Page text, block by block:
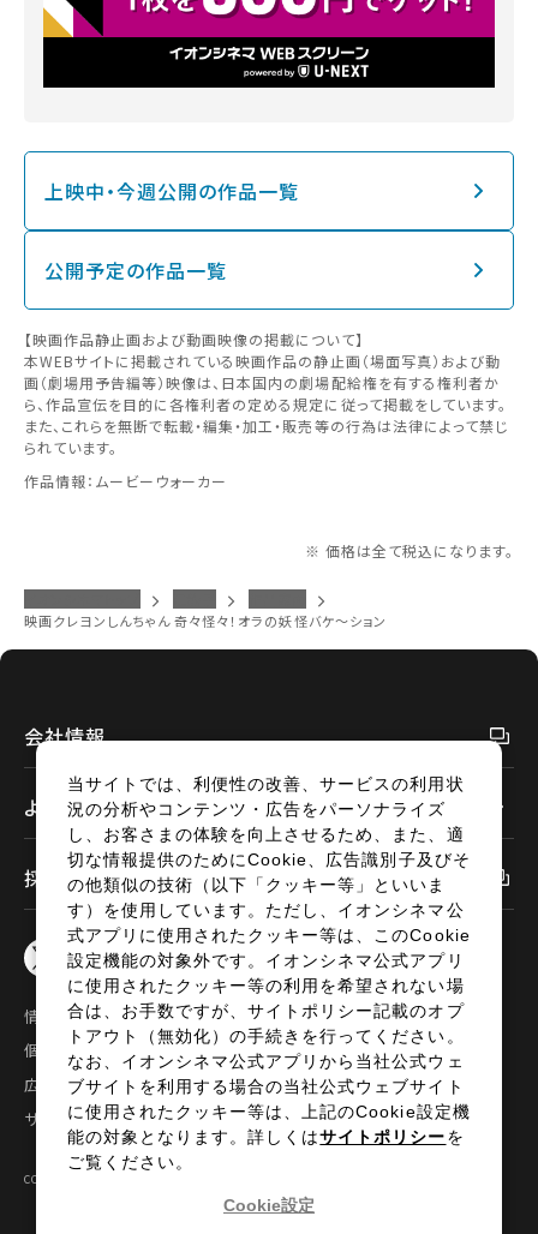
上映中・今週公開の作品一覧
公開予定の作品一覧
【映画作品静止画および動画映像の掲載について】
本WEBサイトに掲載されている映画作品の静止画（場面写真）および動
画（劇場用予告編等）映像は、日本国内の劇場配給権を有する権利者か
ら、作品宣伝を目的に各権利者の定める規定に従って掲載をしています。
また、これらを無断で転載・編集・加工・販売等の行為は法律によって禁じ
られています。
作品情報：ムービーウォーカー
※ 価格は全て税込になります。
映画クレヨンしんちゃん 奇々怪々！オラの妖怪バケ～ション
会社情報
よくあるご質問
採用情報
情報セキュリティ
サイトポリシー
個人情報の取扱い
お問い合わせ
広告掲載
特定商取引法に基づく表示
サイトマップ
COPYRIGHT©2024 AEON ENTERTAINMENT CO.,LTD ALL RIGHTS RESERVED.
当サイトでは、利便性の改善、サービスの利用状
況の分析やコンテンツ・広告をパーソナライズ
し、お客さまの体験を向上させるため、また、適
切な情報提供のためにCookie、広告識別子及びそ
の他類似の技術（以下「クッキー等」といいま
す）を使用しています。ただし、イオンシネマ公
式アプリに使用されたクッキー等は、このCookie
設定機能の対象外です。イオンシネマ公式アプリ
に使用されたクッキー等の利用を希望されない場
合は、お手数ですが、サイトポリシー記載のオプ
トアウト（無効化）の手続きを行ってください。
なお、イオンシネマ公式アプリから当社公式ウェ
ブサイトを利用する場合の当社公式ウェブサイト
に使用されたクッキー等は、上記のCookie設定機
能の対象となります。詳しくはサイトポリシーを
ご覧ください。
Cookie設定